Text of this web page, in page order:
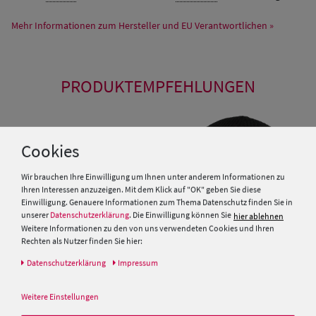
Mehr Informationen zum Hersteller und EU Verantwortlichen »
PRODUKTEMPFEHLUNGEN
Fiebig Schild-Strickmütze mit
Rippen-Design
Umschlag
Cookies
Wir brauchen Ihre Einwilligung um Ihnen unter anderem Informationen zu
Ihren Interessen anzuzeigen. Mit dem Klick auf "OK" geben Sie diese
Einwilligung. Genauere Informationen zum Thema Datenschutz finden Sie in
unserer Datenschutzerklärung. Die Einwilligung können Sie hier ablehnen
Weitere Informationen zu den von uns verwendeten Cookies und Ihren
Rechten als Nutzer finden Sie hier:
Daten­schutz­erklärung Impressum
Weitere Einstellungen